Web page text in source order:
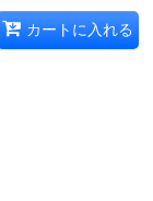
カートに入れる